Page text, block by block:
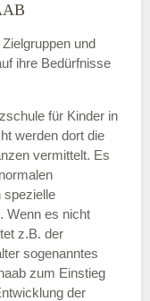
und
ihre Bedürfnisse
für Kinder in
werden dort die
vermittelt. Es
spezielle
Wenn es nicht
z.B. der
sogenanntes
zum Einstieg
der